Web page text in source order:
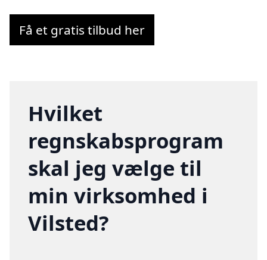
Få et gratis tilbud her
Hvilket
regnskabsprogram
skal jeg vælge til
min virksomhed i
Vilsted?